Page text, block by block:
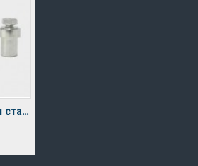
Рейка оцинкованная стальная зубчатая FURNITEH (8мм) 1 метр.